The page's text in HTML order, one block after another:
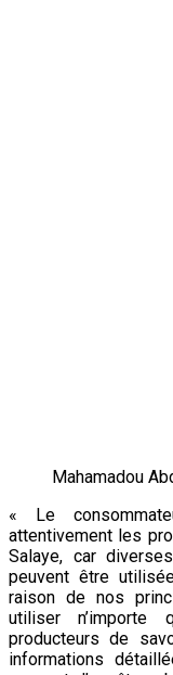
Mahamadou
« Le
attentivement les
Salaye, car
peuvent être
raison de nos
utiliser
producteurs de
informations